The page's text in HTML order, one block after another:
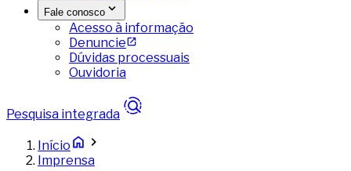
Fale conosco
Acesso à informação
Denuncie
Dúvidas processuais
Ouvidoria
Pesquisa integrada
Início
Imprensa